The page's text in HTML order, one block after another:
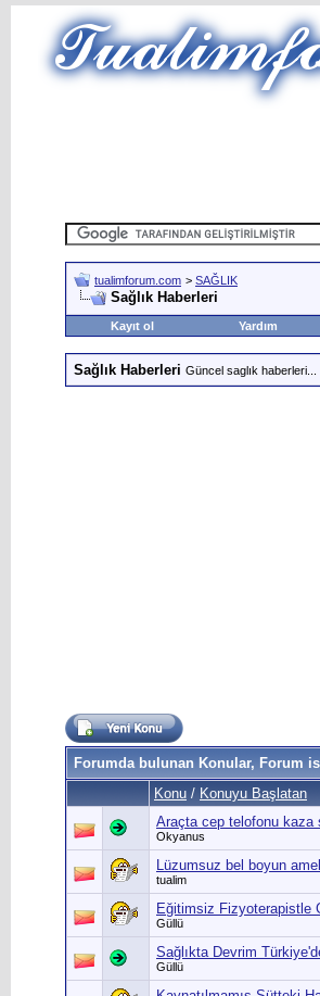
tualimforum.com > SAĞLIK
Sağlık Haberleri
Kayıt ol Yardım
Sağlık Haberleri Güncel saglık haberleri...
Forumda bulunan Konular, Forum
Konu / Konuyu Başlatan
Araçta cep telofonu kaza
Okyanus
Lüzumsuz bel boyun
tualim
Eğitimsiz Fizyoterapistle
Güllü
Sağlıkta Devrim
Güllü